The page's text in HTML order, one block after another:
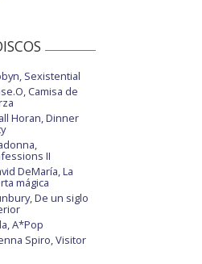
Sexistential
Camisa de
Horan, Dinner
II
DeMaría, La
mágica
De un siglo
A*Pop
Spiro, Visitor